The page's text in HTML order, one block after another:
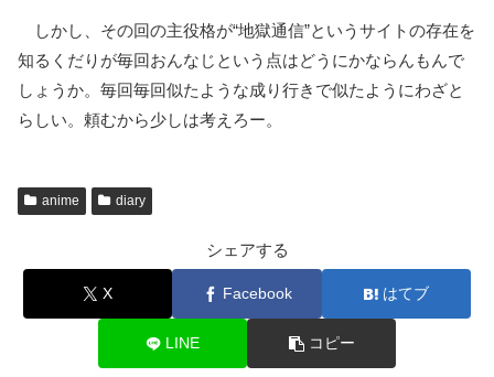
しかし、その回の主役格が“地獄通信”というサイトの存在を
知るくだりが毎回おんなじという点はどうにかならんもんで
しょうか。毎回毎回似たような成り行きで似たようにわざと
らしい。頼むから少しは考えろー。
anime diary
シェアする
X Facebook はてブ
LINE コピー